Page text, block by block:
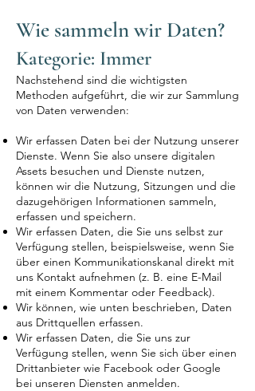
Wie sammeln wir Daten?
Kategorie: Immer
Nachstehend sind die wichtigsten
Methoden aufgeführt, die wir zur Sammlung
von Daten verwenden:
Wir erfassen Daten bei der Nutzung unserer
Dienste. Wenn Sie also unsere digitalen
Assets besuchen und Dienste nutzen,
können wir die Nutzung, Sitzungen und die
dazugehörigen Informationen sammeln,
erfassen und speichern.
Wir erfassen Daten, die Sie uns selbst zur
Verfügung stellen, beispielsweise, wenn Sie
über einen Kommunikationskanal direkt mit
uns Kontakt aufnehmen (z. B. eine E-Mail
mit einem Kommentar oder Feedback).
Wir können, wie unten beschrieben, Daten
aus Drittquellen erfassen.
Wir erfassen Daten, die Sie uns zur
Verfügung stellen, wenn Sie sich über einen
Drittanbieter wie Facebook oder Google
bei unseren Diensten anmelden.